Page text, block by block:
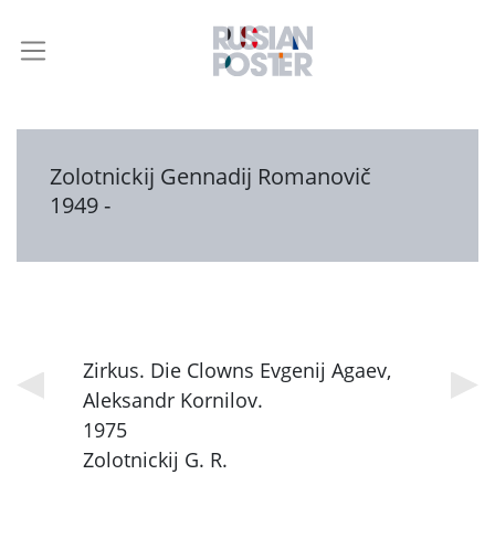
Zolotnickij Gennadij Romanovič
1949 -
Zirkus. Die Clowns Evgenij Agaev,
Aleksandr Kornilov.
1975
Zolotnickij G. R.